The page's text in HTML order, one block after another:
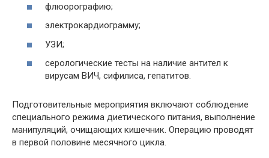
флюорографию;
электрокардиограмму;
УЗИ;
серологические тесты на наличие антител к
вирусам ВИЧ, сифилиса, гепатитов.
Подготовительные мероприятия включают соблюдение
специального режима диетического питания, выполнение
манипуляций, очищающих кишечник. Операцию проводят
в первой половине месячного цикла.